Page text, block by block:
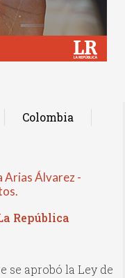
Colombia
Arias Álvarez -
República
se aprobó la Ley de